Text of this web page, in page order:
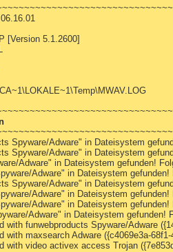
[Version 5.1.2600]
Spyware/Adware" in Dateisystem
Spyware/Adware" in Dateisystem
Adware" in Dateisystem gefunden!
Adware" in Dateisystem
Spyware/Adware" in Dateisystem
Adware" in Dateisystem
Adware" in Dateisystem
Adware" in Dateisystem gefunden!
with funwebproducts Spyware/Adware
with maxsearch Adware ({c4069e3a-
with video activex access Trojan